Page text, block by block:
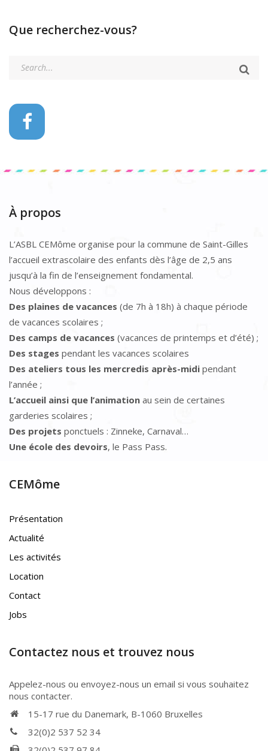
Que recherchez-vous?
À propos
L’ASBL CEMôme organise pour la commune de Saint-Gilles
l’accueil extrascolaire des enfants dès l’âge de 2,5 ans
jusqu’à la fin de l’enseignement fondamental.
Nous développons :
Des plaines de vacances (de 7h à 18h) à chaque période
de vacances scolaires ;
Des camps de vacances (vacances de printemps et d’été) ;
Des stages pendant les vacances scolaires
Des ateliers tous les mercredis après-midi pendant
l’année ;
L’accueil ainsi que l’animation au sein de certaines
garderies scolaires ;
Des projets ponctuels : Zinneke, Carnaval…
Une école des devoirs, le Pass Pass.
CEMôme
Présentation
Actualité
Les activités
Location
Contact
Jobs
Contactez nous et trouvez nous
Appelez-nous ou envoyez-nous un email si vous souhaitez
nous contacter.
15-17 rue du Danemark, B-1060 Bruxelles
32(0)2 537 52 34